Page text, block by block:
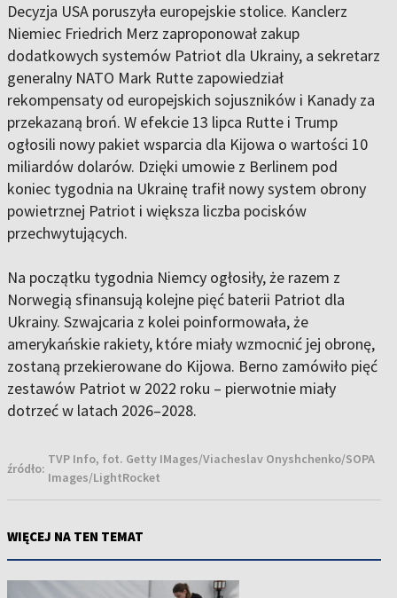
Decyzja USA poruszyła europejskie stolice. Kanclerz
Niemiec Friedrich Merz zaproponował zakup
dodatkowych systemów Patriot dla Ukrainy, a sekretarz
generalny NATO Mark Rutte zapowiedział
rekompensaty od europejskich sojuszników i Kanady za
przekazaną broń. W efekcie 13 lipca Rutte i Trump
ogłosili nowy pakiet wsparcia dla Kijowa o wartości 10
miliardów dolarów. Dzięki umowie z Berlinem pod
koniec tygodnia na Ukrainę trafił nowy system obrony
powietrznej Patriot i większa liczba pocisków
przechwytujących.
Na początku tygodnia Niemcy ogłosiły, że razem z
Norwegią sfinansują kolejne pięć baterii Patriot dla
Ukrainy. Szwajcaria z kolei poinformowała, że
amerykańskie rakiety, które miały wzmocnić jej obronę,
zostaną przekierowane do Kijowa. Berno zamówiło pięć
zestawów Patriot w 2022 roku – pierwotnie miały
dotrzeć w latach 2026–2028.
źródło:
TVP Info, fot. Getty IMages/Viacheslav Onyshchenko/SOPA
Images/LightRocket
WIĘCEJ NA TEN TEMAT